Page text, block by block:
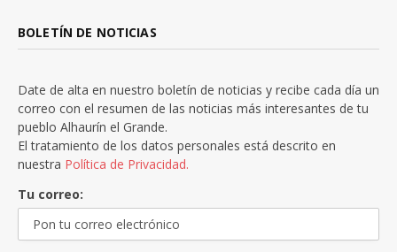
BOLETÍN DE NOTICIAS
Date de alta en nuestro boletín de noticias y recibe cada día un
correo con el resumen de las noticias más interesantes de tu
pueblo Alhaurín el Grande.
El tratamiento de los datos personales está descrito en
nuestra Política de Privacidad.
Tu correo: